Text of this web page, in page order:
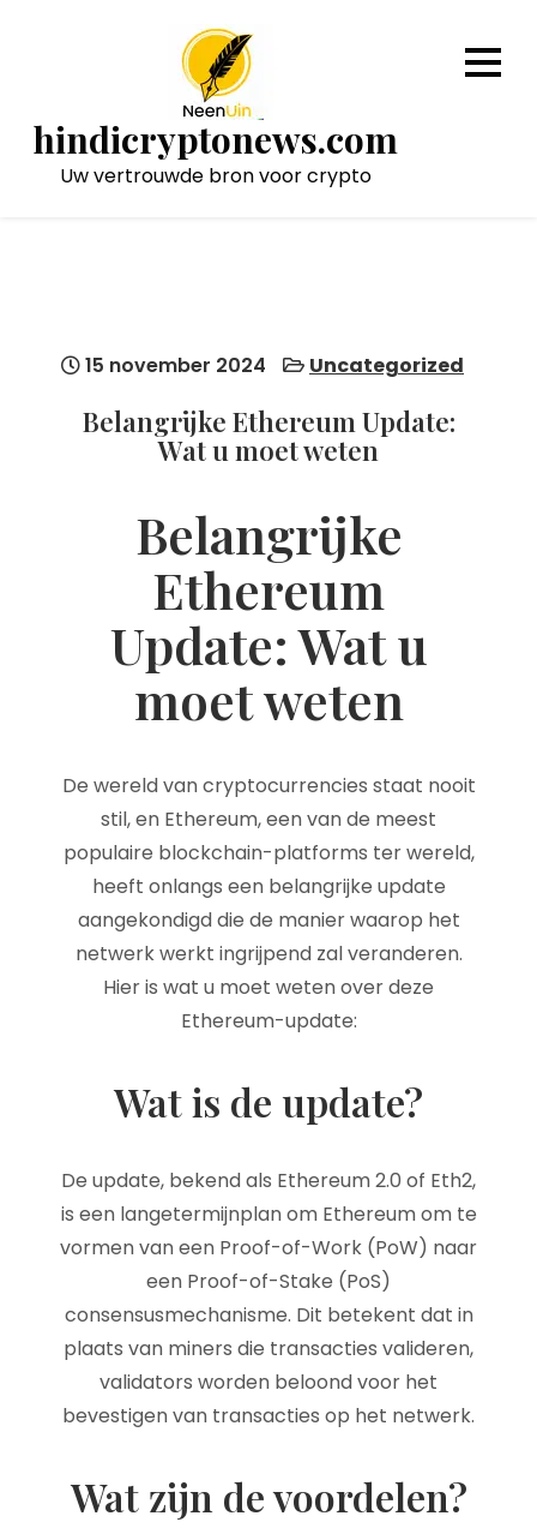
hindicryptonews.com
Uw vertrouwde bron voor crypto
15 november 2024 Uncategorized
Belangrijke Ethereum Update:
Wat u moet weten
Belangrijke
Ethereum
Update: Wat u
moet weten
De wereld van cryptocurrencies staat nooit
stil, en Ethereum, een van de meest
populaire blockchain-platforms ter wereld,
heeft onlangs een belangrijke update
aangekondigd die de manier waarop het
netwerk werkt ingrijpend zal veranderen.
Hier is wat u moet weten over deze
Ethereum-update:
Wat is de update?
De update, bekend als Ethereum 2.0 of Eth2,
is een langetermijnplan om Ethereum om te
vormen van een Proof-of-Work (PoW) naar
een Proof-of-Stake (PoS)
consensusmechanisme. Dit betekent dat in
plaats van miners die transacties valideren,
validators worden beloond voor het
bevestigen van transacties op het netwerk.
Wat zijn de voordelen?